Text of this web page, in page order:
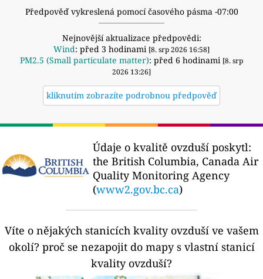
Předpověď vykreslená pomocí časového pásma -07:00
Nejnovější aktualizace předpovědi:
Wind: před 3 hodinami [8. srp 2026 16:58]
PM2.5 (Small particulate matter): před 6 hodinami [8. srp
2026 13:26]
kliknutím zobrazíte podrobnou předpověď
Údaje o kvalitě ovzduší poskytl:
the British Columbia, Canada Air
Quality Monitoring Agency
(www2.gov.bc.ca)
Víte o nějakých stanicích kvality ovzduší ve vašem
okolí? proč se nezapojit do mapy s vlastní stanicí
kvality ovzduší?